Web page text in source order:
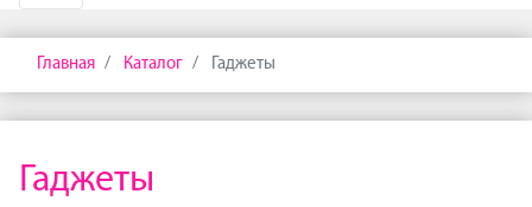
Главная Каталог Гаджеты
Гаджеты